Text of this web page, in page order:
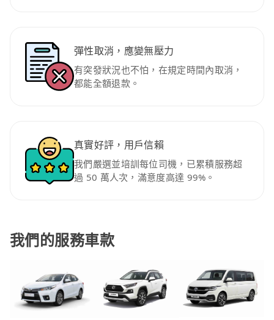
彈性取消，應變無壓力
有突發狀況也不怕，在規定時間內取消，
都能全額退款。
真實好評，用戶信賴
我們嚴選並培訓每位司機，已累積服務超
過 50 萬人次，滿意度高達 99%。
我們的服務車款